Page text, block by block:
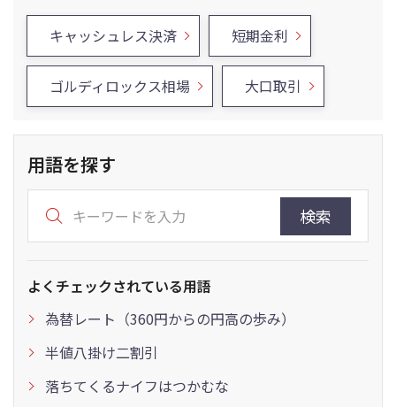
キャッシュレス決済 短期金利
ゴルディロックス相場 大口取引
用語を探す
検索
よくチェックされている用語
為替レート（360円からの円高の歩み）
半値八掛け二割引
落ちてくるナイフはつかむな